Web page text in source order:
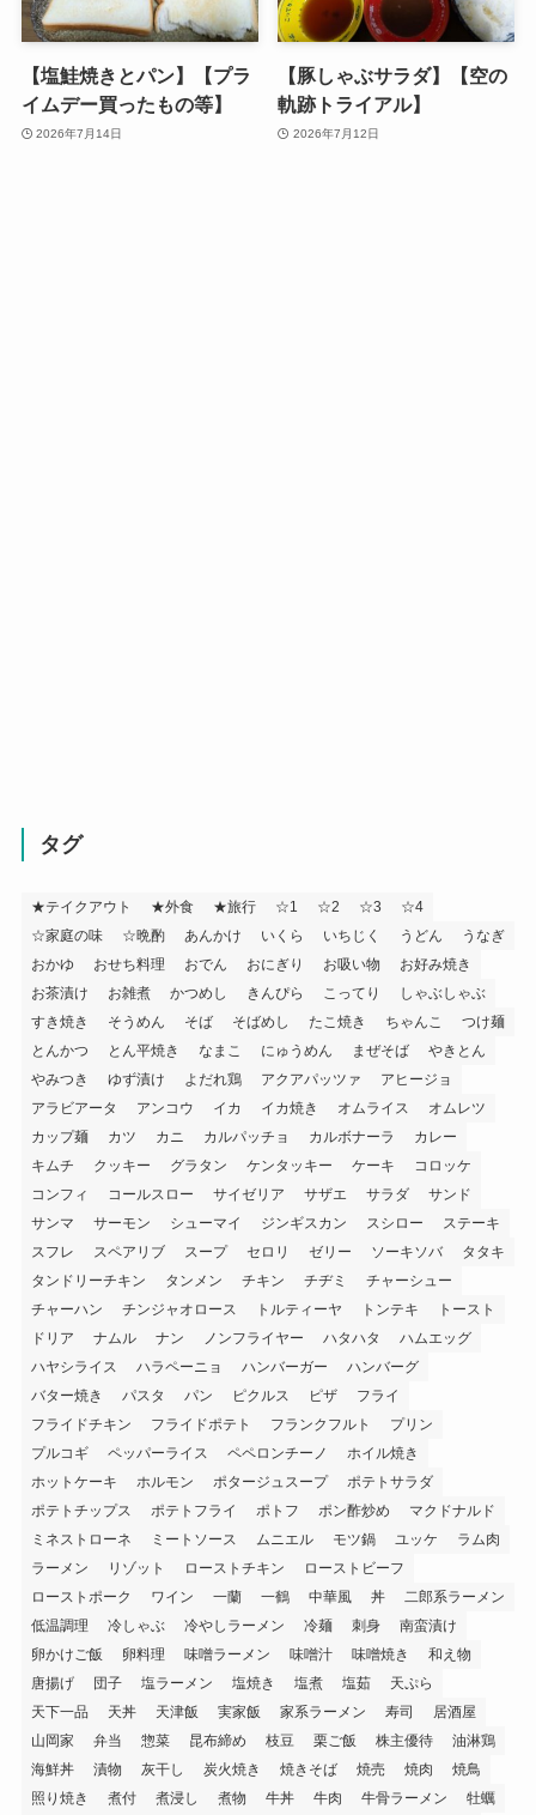
【塩鮭焼きとパン】【プラ
イムデー買ったもの等】
2026年7月14日
【豚しゃぶサラダ】【空の
軌跡トライアル】
2026年7月12日
タグ
★テイクアウト ★外食 ★旅行 ☆1 ☆2 ☆3
☆4
☆家庭の味
☆晩酌 あんかけ いくら いちじく うどん
うなぎ
おかゆ
おせち料理 おでん おにぎり お吸い物
お好み焼き
お茶漬け
お雑煮 かつめし きんぴら こってり
しゃぶしゃぶ
すき焼き
そうめん そば そばめし たこ焼き ちゃんこ
つけ麺
とんかつ
とん平焼き なまこ にゅうめん まぜそば
やきとん
やみつき
ゆず漬け よだれ鶏 アクアパッツァ
アヒージョ
アラビアータ
アンコウ イカ イカ焼き オムライス
オムレツ
カップ麺
カツ カニ カルパッチョ カルボナーラ
カレー
キムチ
クッキー グラタン ケンタッキー ケーキ
コロッケ
コンフィ
コールスロー サイゼリア サザエ サラダ
サンド
サンマ
サーモン シューマイ ジンギスカン スシロー
ステーキ
スフレ
スペアリブ スープ セロリ ゼリー ソーキソバ
タタキ
タンドリーチキン
タンメン チキン チヂミ
チャーシュー
チャーハン
チンジャオロース トルティーヤ トンテキ
トースト
ドリア
ナムル ナン ノンフライヤー ハタハタ
ハムエッグ
ハヤシライス
ハラペーニョ ハンバーガー
ハンバーグ
バター焼き
パスタ パン ピクルス ピザ
フライ
フライドチキン
フライドポテト フランクフルト
プリン
プルコギ
ペッパーライス ペペロンチーノ
ホイル焼き
ホットケーキ
ホルモン ポタージュスープ
ポテトサラダ
ポテトチップス
ポテトフライ ポトフ ポン酢炒め
マクドナルド
ミネストローネ
ミートソース ムニエル モツ鍋 ユッケ
ラム肉
ラーメン
リゾット ローストチキン
ローストビーフ
ローストポーク
ワイン 一蘭 一鶴 中華風 丼
二郎系ラーメン
低温調理
冷しゃぶ 冷やしラーメン 冷麺 刺身
南蛮漬け
卵かけご飯
卵料理 味噌ラーメン 味噌汁 味噌焼き
和え物
唐揚げ
団子 塩ラーメン 塩焼き 塩煮 塩茹
天ぷら
天下一品
天丼 天津飯 実家飯 家系ラーメン 寿司
居酒屋
山岡家
弁当 惣菜 昆布締め 枝豆 栗ご飯 株主優待
油淋鶏
海鮮丼
漬物 灰干し 炭火焼き 焼きそば 焼売 焼肉
焼鳥
照り焼き
煮付 煮浸し 煮物 牛丼 牛肉 牛骨ラーメン 牡蠣